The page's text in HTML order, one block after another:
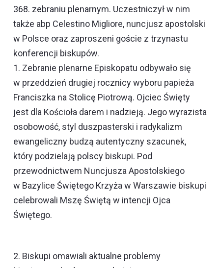
368. zebraniu plenarnym. Uczestniczył w nim
także abp Celestino Migliore, nuncjusz apostolski
w Polsce oraz zaproszeni goście z trzynastu
konferencji biskupów.
1. Zebranie plenarne Episkopatu odbywało się
w przeddzień drugiej rocznicy wyboru papieża
Franciszka na Stolicę Piotrową. Ojciec Święty
jest dla Kościoła darem i nadzieją. Jego wyrazista
osobowość, styl duszpasterski i radykalizm
ewangeliczny budzą autentyczny szacunek,
który podzielają polscy biskupi. Pod
przewodnictwem Nuncjusza Apostolskiego
w Bazylice Świętego Krzyża w Warszawie biskupi
celebrowali Mszę Świętą w intencji Ojca
Świętego.
2. Biskupi omawiali aktualne problemy